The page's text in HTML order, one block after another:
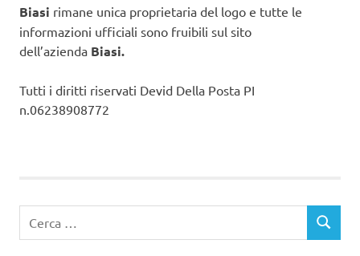
Biasi rimane unica proprietaria del logo e tutte le
informazioni ufficiali sono fruibili sul sito
dell’azienda Biasi.
Tutti i diritti riservati Devid Della Posta PI
n.06238908772
per:
CERCA